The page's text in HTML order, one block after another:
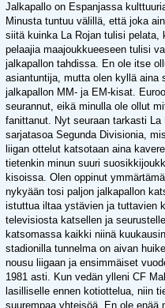
Jalkapallo on Espanjassa
Minusta tuntuu välillä, että joka
siitä kuinka La Rojan tulisi
pelaajia maajoukkueeseen tulisi
jalkapallon tahdissa. En ole itse
asiantuntija, mutta olen kyllä aina
jalkapallon MM- ja EM-kisat.
seurannut, eikä minulla ole ollut
fanittanut. Nyt seuraan tarkasti
sarjatasoa Segunda Divisionia,
liigan ottelut katsotaan aina
tietenkin minun suuri
kisoissa. Olen oppinut
nykyään tosi paljon jalkapallon
istuttua iltaa ystävien ja tuttavien
televisiosta katsellen ja
katsomassa kaikki niinä
stadionilla tunnelma on aivan
nousu liigaan ja ensimmäiset
1981 asti. Kun vedän ylleni CF
lasilliselle ennen kotiottelua, niin
suurempaa yhteisöä. En ole enää